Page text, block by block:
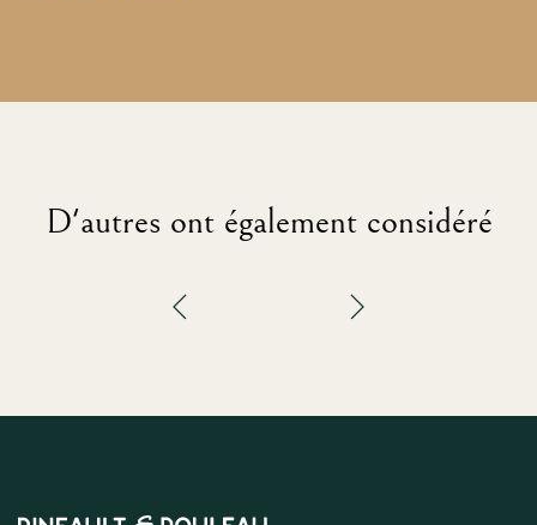
D'autres ont également considéré